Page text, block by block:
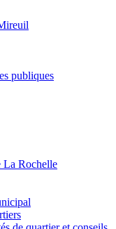
publiques
La Rochelle